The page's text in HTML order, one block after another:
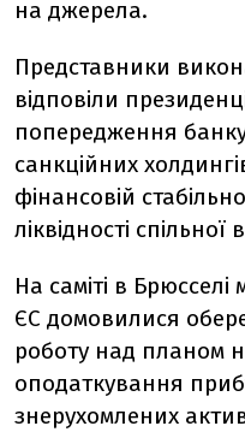
на джерела.
Представники
відповіли
попередження
санкційних
фінансовій
ліквідності
На саміті в
ЄС домовилися
роботу над планом
оподаткування
знерухомлених